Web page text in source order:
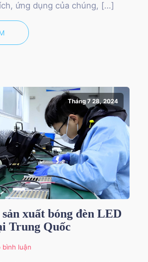
ứng dụng của chúng, […]
Tháng 7 28, 2024
xuất bóng đèn LED
Trung Quốc
bình luận